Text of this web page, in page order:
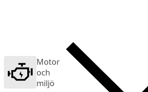
Motor
och
miljö